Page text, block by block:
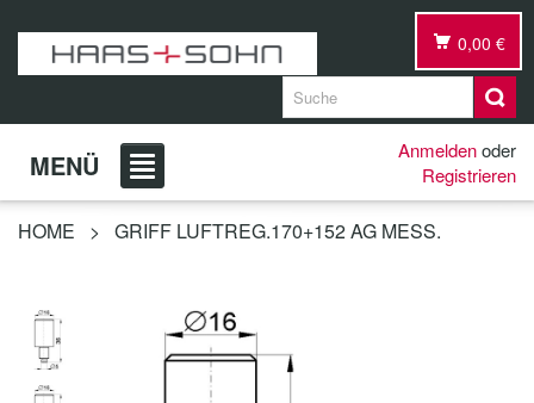
0,00 €
MENÜ Anmeldenoder
Registrieren
HOME > GRIFF LUFTREG.170+152 AG MESS.